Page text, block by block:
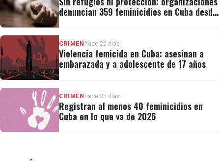
denuncian 359 feminicidios en Cuba desde
CRIMEN hace 22 días
Violencia femicida en Cuba: asesinan a
embarazada y a adolescente de 17 años
CRIMEN hace 25 días
Registran al menos 40 feminicidios en
Cuba en lo que va de 2026